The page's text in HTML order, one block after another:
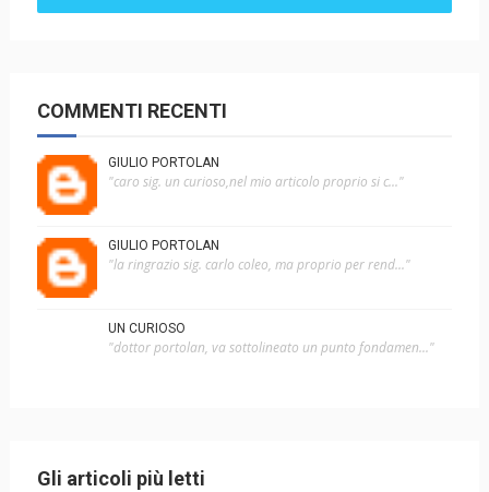
COMMENTI RECENTI
GIULIO PORTOLAN
"caro sig. un curioso,nel mio articolo proprio si c..."
GIULIO PORTOLAN
"la ringrazio sig. carlo coleo, ma proprio per rend..."
UN CURIOSO
"dottor portolan, va sottolineato un punto fondamen..."
Gli articoli più letti